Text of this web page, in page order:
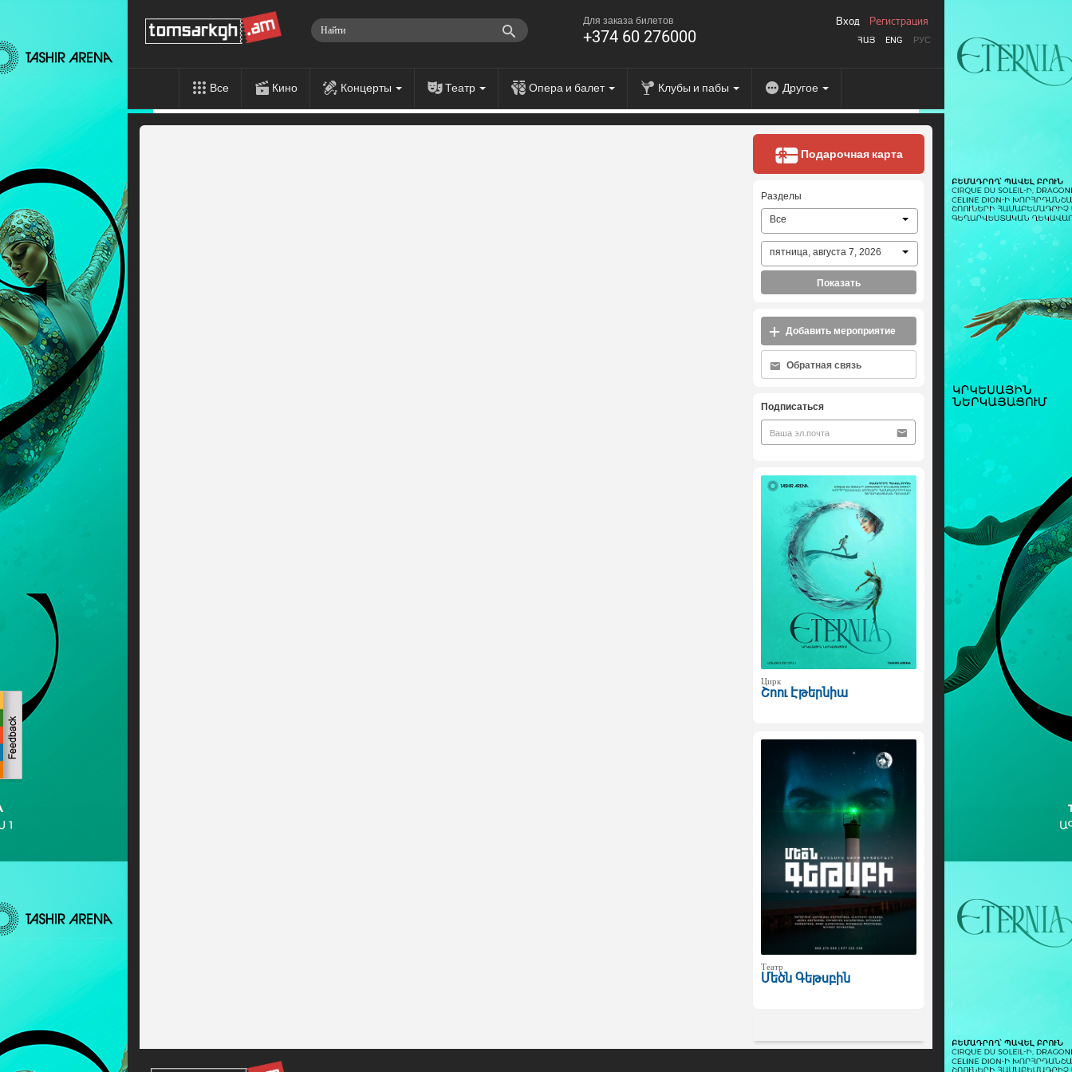
Для заказа билетов
+374 60 276000 ՀԱՅ ENG РУС
Вход Регистрация
Все Кино Концерты Театр Опера и балет Клубы и пабы Другое
Подарочная карта
Разделы
Все
пятница, августа 7, 2026
Показать
Добавить мероприятие
Обратная связь
Подписаться
Цирк
Շոու Էթերնիա
Театр
Մեծն Գեթսբին